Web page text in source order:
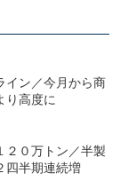
イン／今月から商
り高度に
２０万トン／半製
四半期連続増